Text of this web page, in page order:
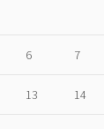
6 7
13 14